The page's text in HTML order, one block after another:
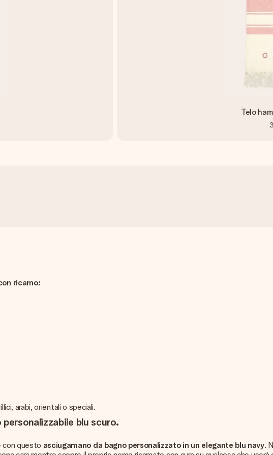
Telo
ricamo:
arabi, orientali o speciali.
blu scuro.
con questo asciugamano da bagno personalizzato in un elegante blu navy.